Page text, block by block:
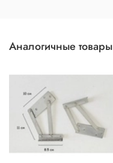
Аналогичные товары